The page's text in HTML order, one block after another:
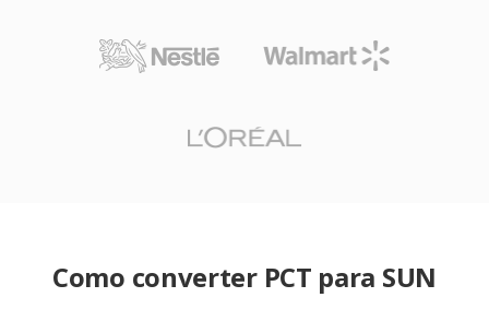
Como converter PCT para SUN